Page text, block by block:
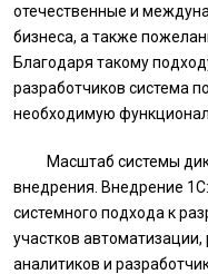
отечественные и
бизнеса, а также
Благодаря такому
разработчиков система
необходимую
Масштаб системы
внедрения. Внедрение
системного подхода к
участков
аналитиков и